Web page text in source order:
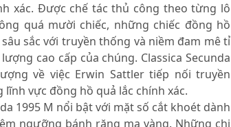
xác. Được chế tác thủ công theo từng lô
quá mười chiếc, những chiếc đồng hồ
sắc với truyền thống và niềm đam mê tỉ
cao cấp của chúng. Classica Secunda
về việc Erwin Sattler tiếp nối truyền
vực đồng hồ quả lắc chính xác.
1995 M nổi bật với mặt số cắt khoét dành
ngưỡng bánh răng mạ vàng. Những chi